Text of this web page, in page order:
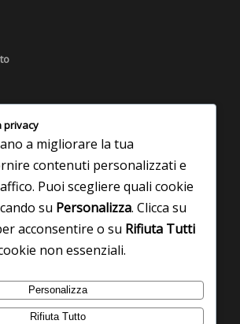
privacy
a migliorare la tua
contenuti personalizzati e
Puoi scegliere quali cookie
su Personalizza. Clicca su
acconsentire o su Rifiuta Tutti
non essenziali.
Personalizza
Rifiuta Tutto